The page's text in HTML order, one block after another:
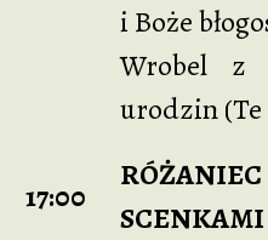
i Boże
Wrobel z
urodzin (Te
17:00